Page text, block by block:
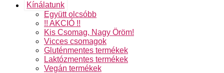
Kínálatunk
Együtt olcsóbb
!! AKCIÓ !!
Kis Csomag, Nagy Öröm!
Vicces csomagok
Gluténmentes termékek
Laktózmentes termékek
Vegán termékek